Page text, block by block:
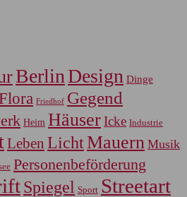
Berlin Design Dinge
Friedhof Gegend
Heim HäuserIcke Industrie
Leben LichtMauern Musik
Personenbeförderung
Spiegel Sport Streetart